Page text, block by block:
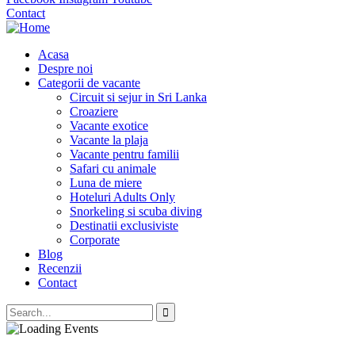
Contact
Acasa
Despre noi
Categorii de vacante
Circuit si sejur in Sri Lanka
Croaziere
Vacante exotice
Vacante la plaja
Vacante pentru familii
Safari cu animale
Luna de miere
Hoteluri Adults Only
Snorkeling si scuba diving
Destinatii exclusiviste
Corporate
Blog
Recenzii
Contact